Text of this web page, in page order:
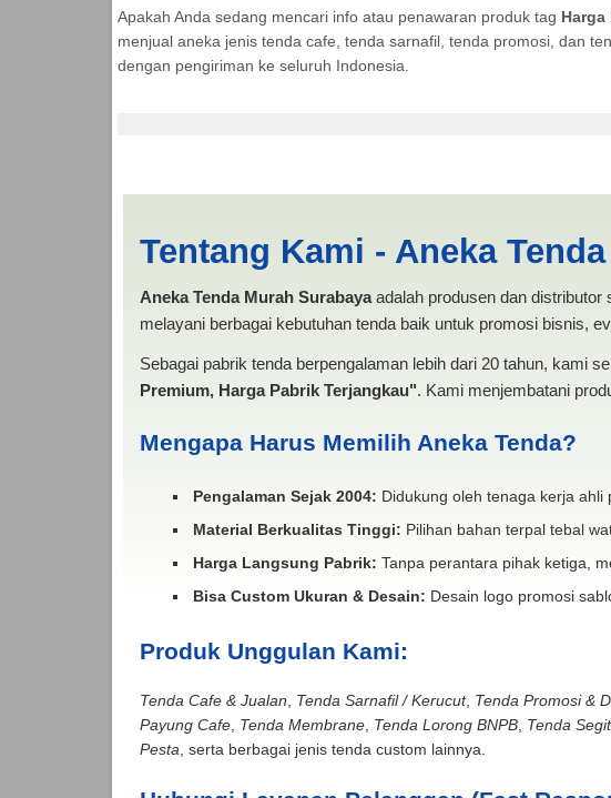
Apakah Anda sedang mencari info atau penawaran produk tag Harga
menjual aneka jenis tenda cafe, tenda sarnafil, tenda promosi, dan
dengan pengiriman ke seluruh Indonesia.
Tentang Kami - Aneka
Aneka Tenda Murah Surabayaadalah produsen dan distributor
melayani berbagai kebutuhan tenda baik untuk promosi bisnis,
Sebagai pabrik tenda berpengalaman lebih dari 20 tahun, kami
Premium, Harga Pabrik Terjangkau". Kami menjembatani
Mengapa Harus Memilih Aneka Tenda?
Pengalaman Sejak 2004: Didukung oleh tenaga kerja
Material Berkualitas Tinggi: Pilihan bahan terpal tebal
Harga Langsung Pabrik: Tanpa perantara pihak ketiga,
Bisa Custom Ukuran & Desain: Desain logo promosi
Produk Unggulan Kami:
Tenda Cafe & Jualan Tenda Sarnafil / Kerucut, Tenda Promosi &
Payung Cafe, Tenda Membrane, Tenda Lorong BNPB, Tenda
Pesta , serta berbagai jenis tenda custom lainnya.